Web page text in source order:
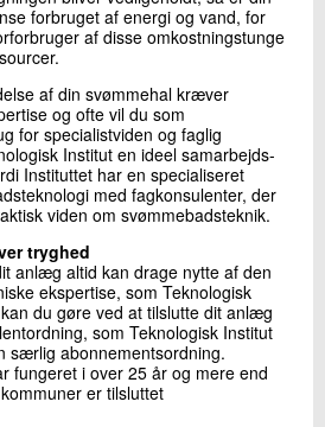
forbruget af energi og vand, for
af disse omkostningstunge
af din svømmehal kræver
og ofte vil du som
for specialistviden og faglig
Institut en ideel samarbejds-
Instituttet har en specialiseret
med fagkonsulenter, der
viden om svømmebadsteknik.
tryghed
anlæg altid kan drage nytte af den
ekspertise, som Teknologisk
du gøre ved at tilslutte dit anlæg
som Teknologisk Institut
særlig abonnementsordning.
fungeret i over 25 år og mere end
er tilsluttet